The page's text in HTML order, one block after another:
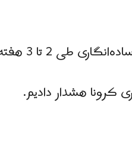
آینده مشخص می شود.
کرونا هشدار دادیم.